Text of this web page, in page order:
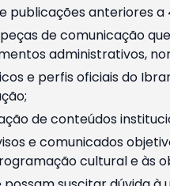
anteriores
de comunicação
administrativos,
e perfis oficiais do
de conteúdos
e comunicados
cultural e às